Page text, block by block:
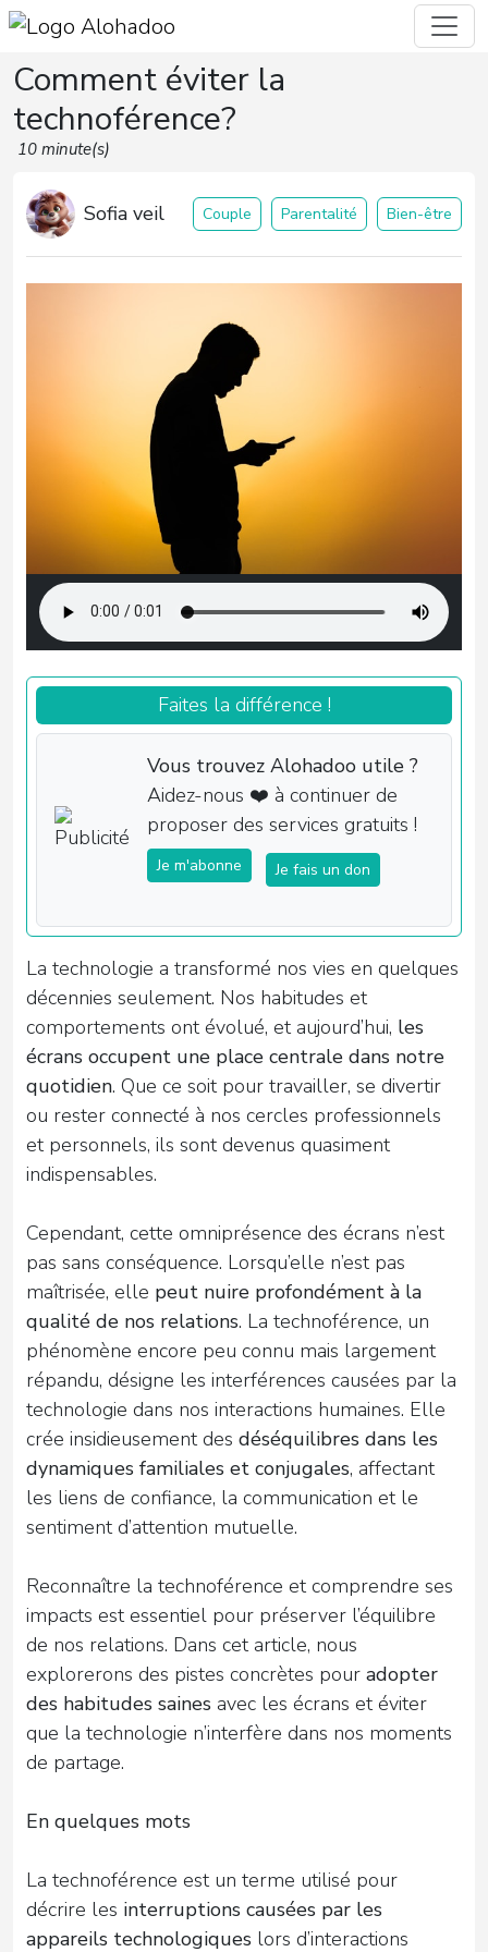
Comment éviter la
technoférence?
10 minute(s)
Sofia veil Couple Parentalité Bien-être
Faites la différence !
Vous trouvez Alohadoo utile ?
Aidez-nous ❤️ à continuer de
proposer des services gratuits !
Je m'abonne Je fais un don
La technologie a transformé nos vies en quelques
décennies seulement. Nos habitudes et
comportements ont évolué, et aujourd’hui, les
écrans occupent une place centrale dans notre
quotidien. Que ce soit pour travailler, se divertir
ou rester connecté à nos cercles professionnels
et personnels, ils sont devenus quasiment
indispensables.
Cependant, cette omniprésence des écrans n’est
pas sans conséquence. Lorsqu’elle n’est pas
maîtrisée, elle peut nuire profondément à la
qualité de nos relations. La technoférence, un
phénomène encore peu connu mais largement
répandu, désigne les interférences causées par la
technologie dans nos interactions humaines. Elle
crée insidieusement des déséquilibres dans les
dynamiques familiales et conjugales, affectant
les liens de confiance, la communication et le
sentiment d’attention mutuelle.
Reconnaître la technoférence et comprendre ses
impacts est essentiel pour préserver l’équilibre
de nos relations. Dans cet article, nous
explorerons des pistes concrètes pour adopter
des habitudes saines avec les écrans et éviter
que la technologie n’interfère dans nos moments
de partage.
En quelques mots
La technoférence est un terme utilisé pour
décrire les interruptions causées par les
appareils technologiques lors d’interactions